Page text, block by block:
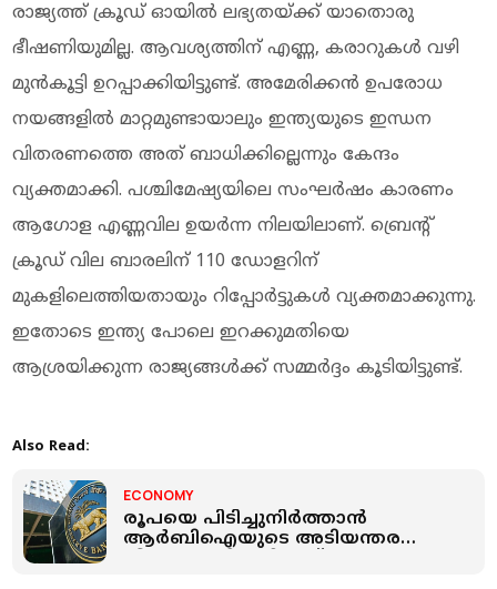
രാജ്യത്ത് ക്രൂഡ് ഓയില്‍ ലഭ്യതയ്ക്ക് യാതൊരു
ഭീഷണിയുമില്ല. ആവശ്യത്തിന് എണ്ണ, കരാറുകള്‍ വഴി
മുന്‍കൂട്ടി ഉറപ്പാക്കിയിട്ടുണ്ട്. അമേരിക്കന്‍ ഉപരോധ
നയങ്ങളില്‍ മാറ്റമുണ്ടായാലും ഇന്ത്യയുടെ ഇന്ധന
വിതരണത്തെ അത് ബാധിക്കില്ലെന്നും കേന്ദം
വ്യക്തമാക്കി. പശ്ചിമേഷ്യയിലെ സംഘര്‍ഷം കാരണം
ആഗോള എണ്ണവില ഉയര്‍ന്ന നിലയിലാണ്. ബ്രെന്റ്
ക്രൂഡ് വില ബാരലിന് 110 ഡോളറിന്
മുകളിലെത്തിയതായും റിപ്പോര്‍ട്ടുകള്‍ വ്യക്തമാക്കുന്നു.
ഇതോടെ ഇന്ത്യ പോലെ ഇറക്കുമതിയെ
ആശ്രയിക്കുന്ന രാജ്യങ്ങള്‍ക്ക് സമ്മര്‍ദ്ദം കൂടിയിട്ടുണ്ട്.
Also Read:
ECONOMY
രൂപയെ പിടിച്ചുനിര്‍ത്താന്‍
ആര്‍ബിഐയുടെ അടിയന്തര